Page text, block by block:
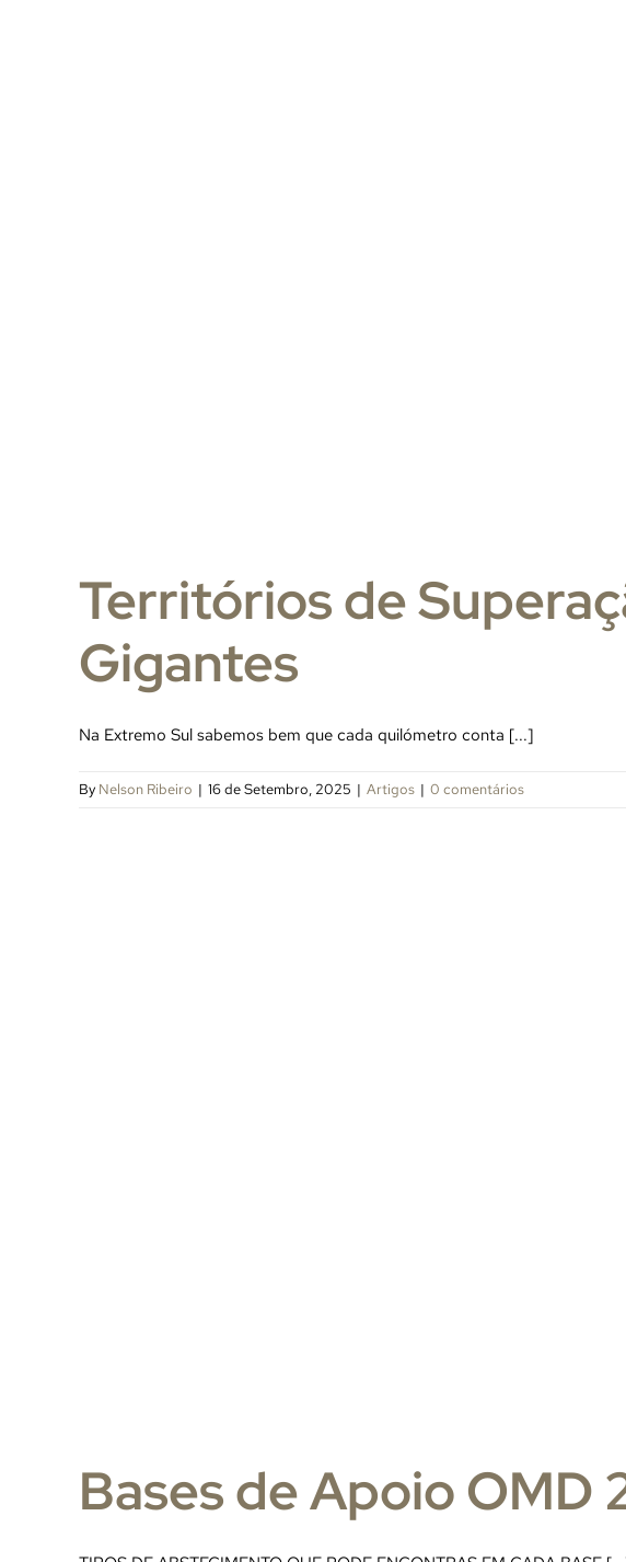
Territórios de
Gigantes
Na Extremo Sul sabemos bem que cada quilómetro conta [...]
By Nelson Ribeiro | 16 de Setembro, 2025 | Artigos | 0 comentários
Bases de Apoio OMD